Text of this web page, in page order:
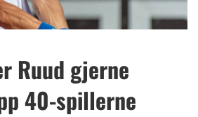
Ruud gjerne
40-spillerne